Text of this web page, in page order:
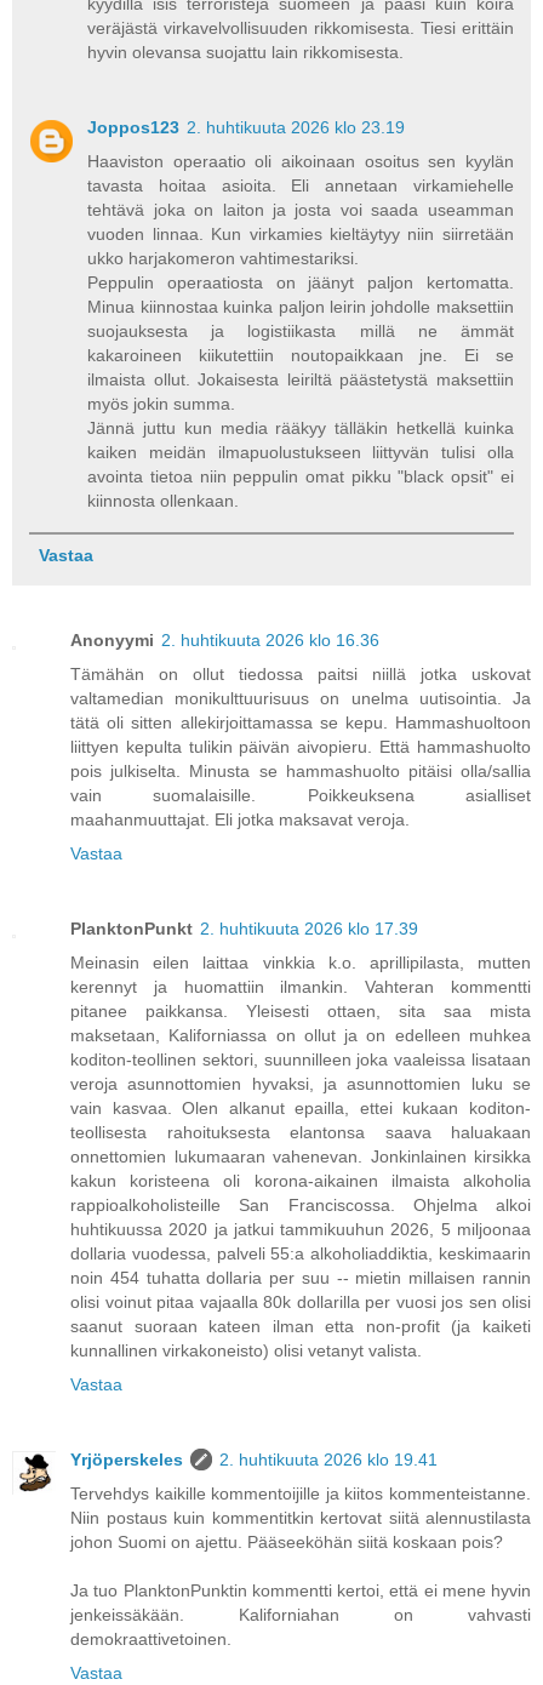
kyydillä isis terroristeja suomeen ja pääsi kuin koira
veräjästä virkavelvollisuuden rikkomisesta. Tiesi erittäin
hyvin olevansa suojattu lain rikkomisesta.
Joppos123 2. huhtikuuta 2026 klo 23.19
Haaviston operaatio oli aikoinaan osoitus sen kyylän
tavasta hoitaa asioita. Eli annetaan virkamiehelle
tehtävä joka on laiton ja josta voi saada useamman
vuoden linnaa. Kun virkamies kieltäytyy niin siirretään
ukko harjakomeron vahtimestariksi.
Peppulin operaatiosta on jäänyt paljon kertomatta.
Minua kiinnostaa kuinka paljon leirin johdolle maksettiin
suojauksesta ja logistiikasta millä ne ämmät
kakaroineen kiikutettiin noutopaikkaan jne. Ei se
ilmaista ollut. Jokaisesta leiriltä päästetystä maksettiin
myös jokin summa.
Jännä juttu kun media rääkyy tälläkin hetkellä kuinka
kaiken meidän ilmapuolustukseen liittyvän tulisi olla
avointa tietoa niin peppulin omat pikku "black opsit" ei
kiinnosta ollenkaan.
Vastaa
Anonyymi 2. huhtikuuta 2026 klo 16.36
Tämähän on ollut tiedossa paitsi niillä jotka uskovat
valtamedian monikulttuurisuus on unelma uutisointia. Ja
tätä oli sitten allekirjoittamassa se kepu. Hammashuoltoon
liittyen kepulta tulikin päivän aivopieru. Että hammashuolto
pois julkiselta. Minusta se hammashuolto pitäisi olla/sallia
vain suomalaisille. Poikkeuksena asialliset
maahanmuuttajat. Eli jotka maksavat veroja.
Vastaa
PlanktonPunkt 2. huhtikuuta 2026 klo 17.39
Meinasin eilen laittaa vinkkia k.o. aprillipilasta, mutten
kerennyt ja huomattiin ilmankin. Vahteran kommentti
pitanee paikkansa. Yleisesti ottaen, sita saa mista
maksetaan, Kaliforniassa on ollut ja on edelleen muhkea
koditon-teollinen sektori, suunnilleen joka vaaleissa lisataan
veroja asunnottomien hyvaksi, ja asunnottomien luku se
vain kasvaa. Olen alkanut epailla, ettei kukaan koditon-
teollisesta rahoituksesta elantonsa saava haluakaan
onnettomien lukumaaran vahenevan. Jonkinlainen kirsikka
kakun koristeena oli korona-aikainen ilmaista alkoholia
rappioalkoholisteille San Franciscossa. Ohjelma alkoi
huhtikuussa 2020 ja jatkui tammikuuhun 2026, 5 miljoonaa
dollaria vuodessa, palveli 55:a alkoholiaddiktia, keskimaarin
noin 454 tuhatta dollaria per suu -- mietin millaisen rannin
olisi voinut pitaa vajaalla 80k dollarilla per vuosi jos sen olisi
saanut suoraan kateen ilman etta non-profit (ja kaiketi
kunnallinen virkakoneisto) olisi vetanyt valista.
Vastaa
Yrjöperskeles
2. huhtikuuta 2026 klo 19.41
Tervehdys kaikille kommentoijille ja kiitos kommenteistanne.
Niin postaus kuin kommentitkin kertovat siitä alennustilasta
johon Suomi on ajettu. Pääseeköhän siitä koskaan pois?
Ja tuo PlanktonPunktin kommentti kertoi, että ei mene hyvin
jenkeissäkään. Kaliforniahan on vahvasti
demokraattivetoinen.
Vastaa